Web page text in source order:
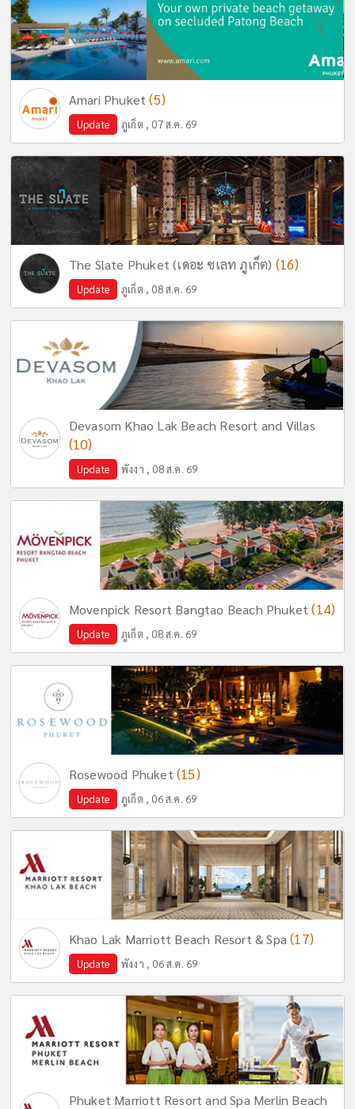
Amari Phuket(5)
Update ภูเก็ต , 07 ส.ค. 69
The Slate Phuket (เดอะ ซเลท ภูเก็ต) (16)
Update ภูเก็ต , 08 ส.ค. 69
Devasom Khao Lak Beach Resort and Villas
(10)
Update พังงา , 08 ส.ค. 69
Movenpick Resort Bangtao Beach Phuket(14)
Update ภูเก็ต , 08 ส.ค. 69
Rosewood Phuket (15)
Update ภูเก็ต , 06 ส.ค. 69
Khao Lak Marriott Beach Resort & Spa(17)
Update พังงา , 06 ส.ค. 69
Phuket Marriott Resort and Spa Merlin Beach